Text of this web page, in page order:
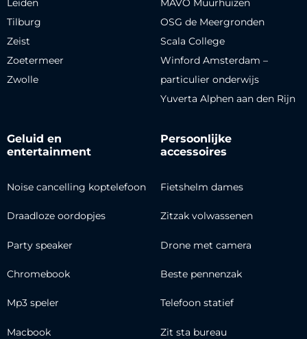
Leiden
Tilburg
Zeist
Zoetermeer
Zwolle
MAVO Muurhuizen
OSG de Meergronden
Scala College
Winford Amsterdam –
particulier onderwijs
Yuverta Alphen aan den Rijn
Geluid en
entertainment
Noise cancelling koptelefoon
Draadloze oordopjes
Party speaker
Chromebook
Mp3 speler
Macbook
Persoonlijke
accessoires
Fietshelm dames
Zitzak volwassenen
Drone met camera
Beste pennenzak
Telefoon statief
Zit sta bureau